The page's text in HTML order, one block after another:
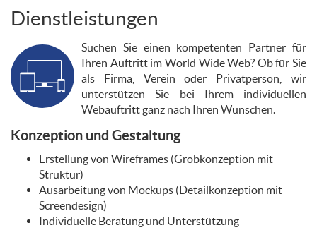
Dienstleistungen
Suchen Sie einen kompetenten Partner für
Ihren Auftritt im World Wide Web? Ob für Sie
als Firma, Verein oder Privatperson, wir
unterstützen Sie bei Ihrem individuellen
Webauftritt ganz nach Ihren Wünschen.
Konzeption und Gestaltung
Erstellung von Wireframes (Grobkonzeption mit
Struktur)
Ausarbeitung von Mockups (Detailkonzeption mit
Screendesign)
Individuelle Beratung und Unterstützung